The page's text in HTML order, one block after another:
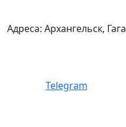
Адреса: Архангельск,
Telegram